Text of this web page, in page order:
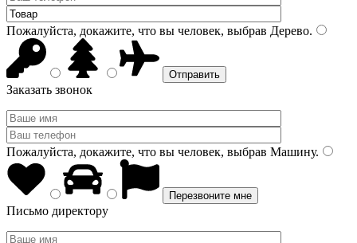
Пожалуйста, докажите, что вы человек, выбрав Дерево.
Заказать звонок
Пожалуйста, докажите, что вы человек, выбрав Машину.
Письмо директору